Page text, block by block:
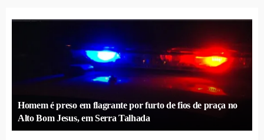
Homem é preso em flagrante por furto de fios de praça no
Alto Bom Jesus, em Serra Talhada